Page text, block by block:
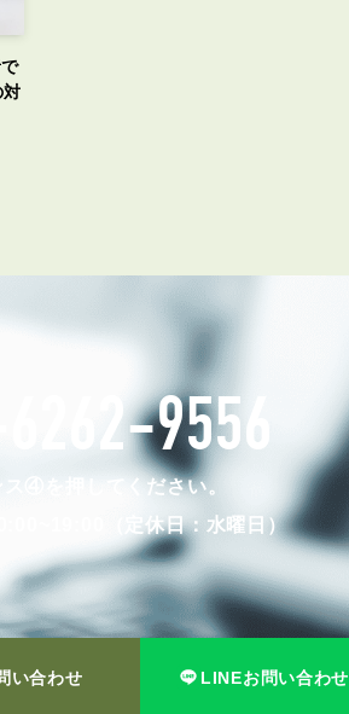
対
6262-9556
④を押してください。
（定休日：水曜日）
い合わせ LINEお問い合わせ